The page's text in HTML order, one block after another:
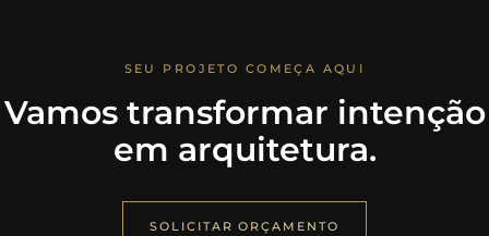
SEU PROJETO COMEÇA AQUI
Vamos transformar intenção
em arquitetura.
SOLICITAR ORÇAMENTO